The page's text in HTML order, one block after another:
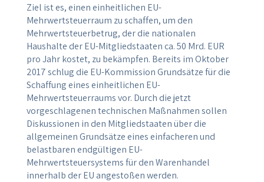
Ziel ist es, einen einheitlichen EU-
Mehrwertsteuerraum zu schaffen, um den
Mehrwertsteuerbetrug, der die nationalen
Haushalte der EU-Mitgliedstaaten ca. 50 Mrd. EUR
pro Jahr kostet, zu bekämpfen. Bereits im Oktober
2017 schlug die EU-Kommission Grundsätze für die
Schaffung eines einheitlichen EU-
Mehrwertsteuerraums vor. Durch die jetzt
vorgeschlagenen technischen Maßnahmen sollen
Diskussionen in den Mitgliedstaaten über die
allgemeinen Grundsätze eines einfacheren und
belastbaren endgültigen EU-
Mehrwertsteuersystems für den Warenhandel
innerhalb der EU angestoßen werden.